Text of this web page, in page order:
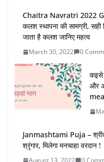
Chaitra Navratri 2022
कलश स्थापना की सामग्री, सही
जाता है कलश जानिए महत्व
March 30, 2022 0
कइसे
और
Janmashtami Puja –
श्रृंगार, मिलेगा मनचाहा वरदान !